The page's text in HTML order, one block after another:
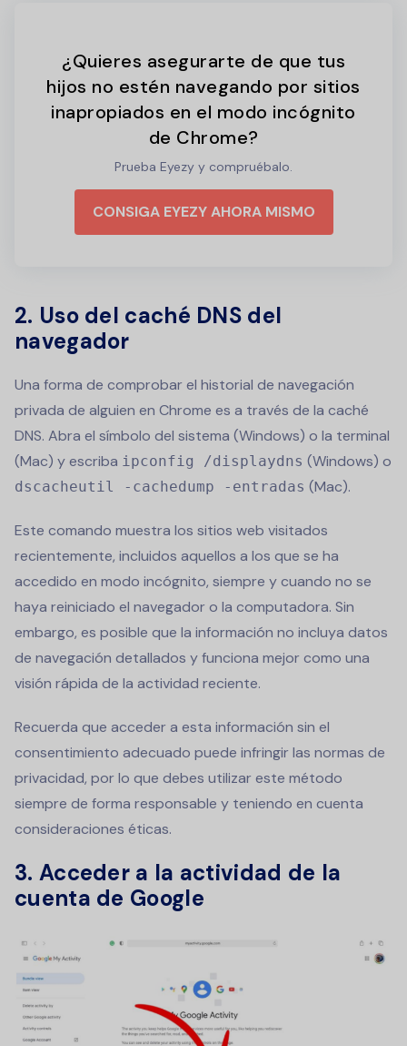
¿Quieres asegurarte de que tus
hijos no estén navegando por sitios
inapropiados en el modo incógnito
de Chrome?
Prueba Eyezy y compruébalo.
CONSIGA EYEZY AHORA MISMO
2. Uso del caché DNS del
navegador
Una forma de comprobar el historial de navegación
privada de alguien en Chrome es a través de la caché
DNS. Abra el símbolo del sistema (Windows) o la terminal
(Mac) y escriba ipconfig /displaydns (Windows) o
dscacheutil -cachedump -entradas (Mac).
Este comando muestra los sitios web visitados
recientemente, incluidos aquellos a los que se ha
accedido en modo incógnito, siempre y cuando no se
haya reiniciado el navegador o la computadora. Sin
embargo, es posible que la información no incluya datos
de navegación detallados y funciona mejor como una
visión rápida de la actividad reciente.
Recuerda que acceder a esta información sin el
consentimiento adecuado puede infringir las normas de
privacidad, por lo que debes utilizar este método
siempre de forma responsable y teniendo en cuenta
consideraciones éticas.
3. Acceder a la actividad de la
cuenta de Google